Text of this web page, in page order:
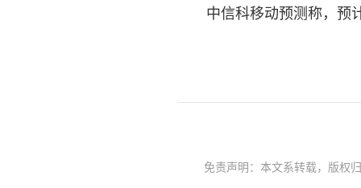
中信科移动预测称，预计
免责声明：本文系转载，版权